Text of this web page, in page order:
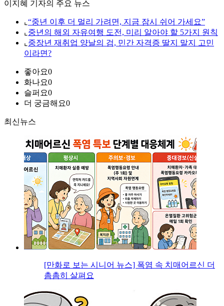
이지혜 기자의 주요 뉴스
⌞ “중년 이후 더 멀리 가려면, 지금 잠시 쉬어 가세요”
⌞ 중년의 해외 자유여행 도전, 미리 알아야 할 5가지 원칙
⌞ 중장년 재취업 양날의 검, 민간 자격증 딸지 말지 고민
이라면?
좋아요0
화나요0
슬퍼요0
더 궁금해요0
최신뉴스
[만화로 보는 시니어 뉴스] 폭염 속 치매어르신 더
촘촘히 살펴요